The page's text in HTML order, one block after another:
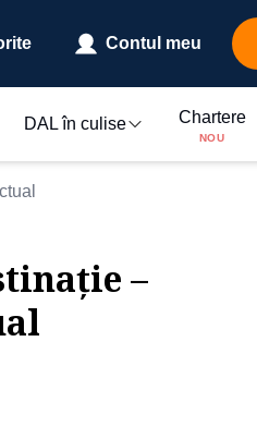
Contul meu
DAL în culise Chartere
NOU
–